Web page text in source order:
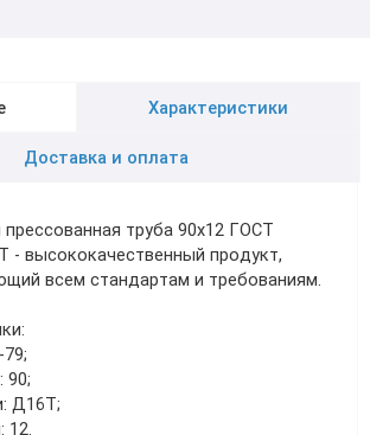
Характеристики
Доставка и оплата
труба 90х12 ГОСТ
- высококачественный продукт,
всем стандартам и требованиям.
90;
Д16Т;
12.